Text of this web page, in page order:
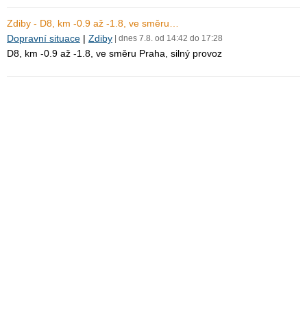
Zdiby - D8, km -0.9 až -1.8, ve směru…
Dopravní situace | Zdiby | dnes 7.8. od 14:42 do 17:28
D8, km -0.9 až -1.8, ve směru Praha, silný provoz